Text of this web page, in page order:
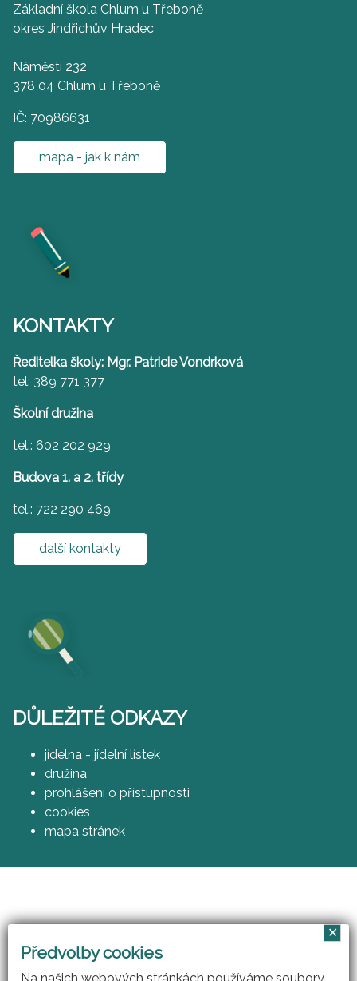
Základní škola Chlum u Třeboně
okres Jindřichův Hradec
Náměstí 232
378 04 Chlum u Třeboně
IČ: 70986631
mapa - jak k nám
KONTAKTY
Ředitelka školy: Mgr. Patricie Vondrková
tel: 389 771 377
Školní družina
tel.: 602 202 929
Budova 1. a 2. třídy
tel.: 722 290 469
další kontakty
DŮLEŽITÉ ODKAZY
jídelna - jídelní lístek
družina
prohlášení o přístupnosti
cookies
mapa stránek
(CZ.1.07/1.3.00/51.0007)
Předvolby cookies
✕